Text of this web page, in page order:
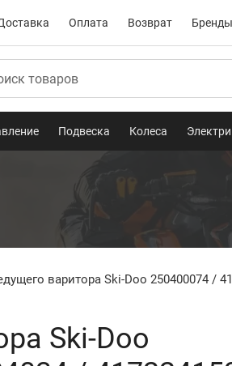
Оплата Возврат Бренды
Подвеска Колеса
варитора Ski-Doo 250400074 /
Ski-Doo